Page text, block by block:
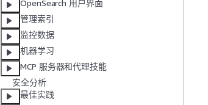
OpenSearch 用户界面
管理索引
监控数据
机器学习
MCP 服务器和代理技能
安全分析
最佳实践